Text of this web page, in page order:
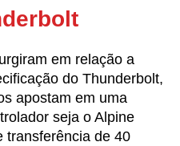
em relação a
do Thunderbolt,
apostam em uma
seja o Alpine
transferência de 40